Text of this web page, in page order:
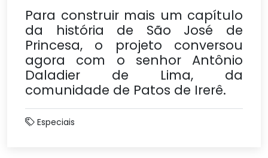
Para construir mais um capítulo
da história de São José de
Princesa, o projeto conversou
agora com o senhor Antônio
Daladier de Lima, da
comunidade de Patos de Irerê.
Especiais